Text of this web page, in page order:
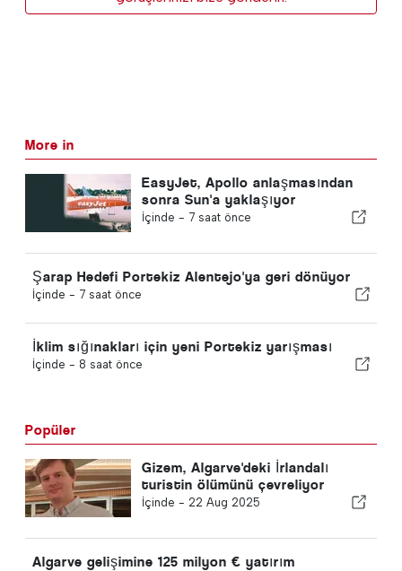
More in
EasyJet, Apollo anlaşmasından
sonra Sun'a yaklaşıyor
İçinde - 7 saat önce
Şarap Hedefi Portekiz Alentejo'ya geri dönüyor
İçinde - 7 saat önce
İklim sığınakları için yeni Portekiz yarışması
İçinde - 8 saat önce
Popüler
Gizem, Algarve'deki İrlandalı
turistin ölümünü çevreliyor
İçinde - 22 Aug 2025
Algarve gelişimine 125 milyon € yatırım